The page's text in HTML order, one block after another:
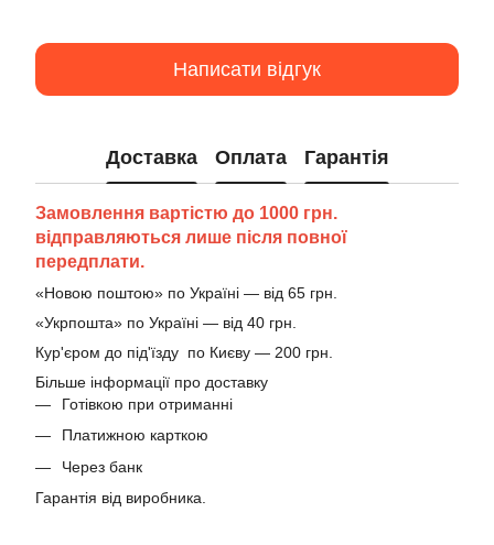
Написати відгук
Доставка Оплата Гарантія
Замовлення вартістю до 1000 грн.
відправляються лише після повної
передплати.
«Новою поштою» по Україні — від 65 грн.
«Укрпошта» по Україні — від 40 грн.
Кур'єром до під'їзду по Києву — 200 грн.
Більше інформації про доставку
Готівкою при отриманні
Платижною карткою
Через банк
Гарантія від виробника.